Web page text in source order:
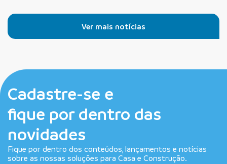
Ver mais notícias
Cadastre-se e
fique por dentro das
novidades
Fique por dentro dos conteúdos, lançamentos e notícias
sobre as nossas soluções para Casa e Construção.